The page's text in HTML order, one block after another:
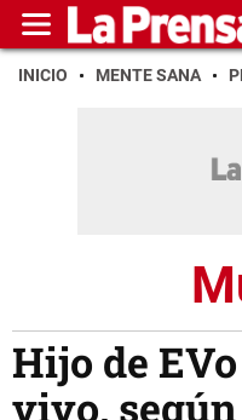
INICIO MENTE SANA
Hijo de
vivo,